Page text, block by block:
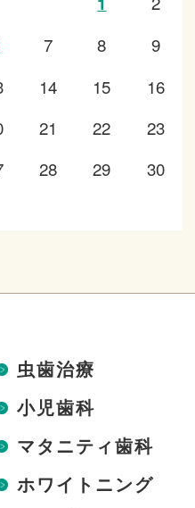
7 8
9
14 15
16
21 22
23
28 29
30
虫歯治療
小児歯科
マタニティ歯科
ホワイトニング